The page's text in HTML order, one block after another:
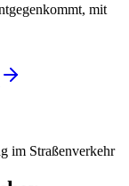
mit
im Straßenverkehr